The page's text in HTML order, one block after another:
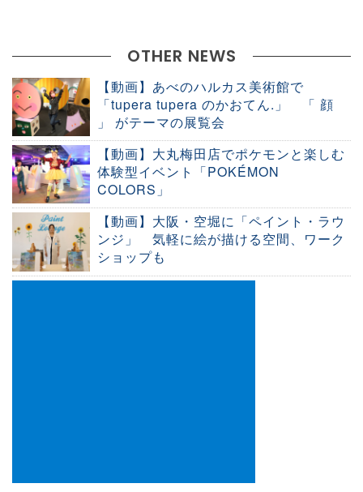
OTHER NEWS
【動画】あべのハルカス美術館で
「tupera tupera のかおてん.」 「 顔
」 がテーマの展覧会
【動画】大丸梅田店でポケモンと楽しむ
体験型イベント「POKÉMON
COLORS」
【動画】大阪・空堀に「ペイント・ラウ
ンジ」 気軽に絵が描ける空間、ワーク
ショップも